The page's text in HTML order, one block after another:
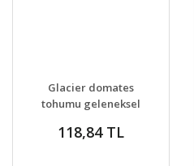
DETAYLAR SEPETE EKLE
Glacier domates
tohumu geleneksel
118,84 TL